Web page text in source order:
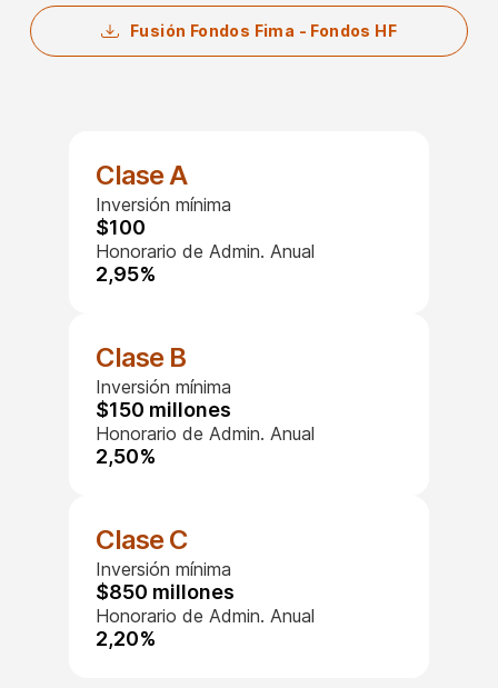
Fusión Fondos Fima - Fondos HF
Clase A
Inversión mínima
$100
Honorario de Admin. Anual
2,95%
Clase B
Inversión mínima
$150 millones
Honorario de Admin. Anual
2,50%
Clase C
Inversión mínima
$850 millones
Honorario de Admin. Anual
2,20%